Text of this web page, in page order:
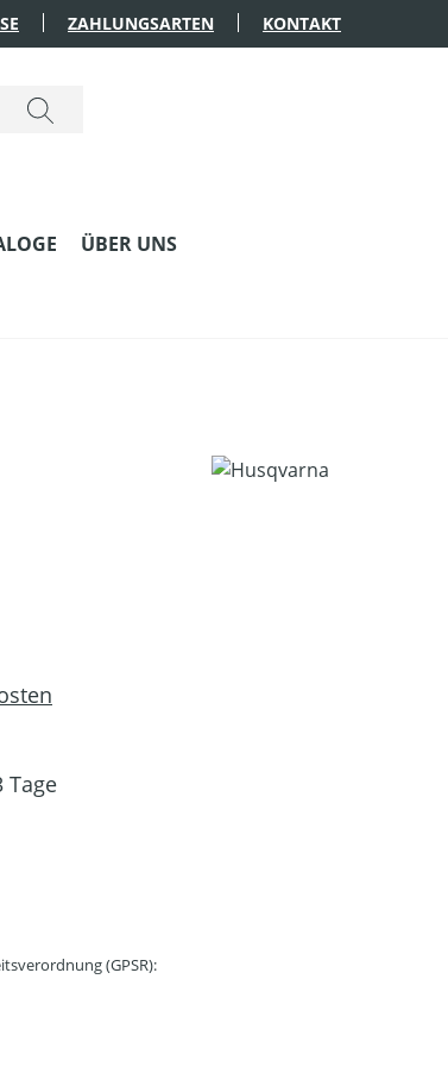
ZAHLUNGSARTEN KONTAKT
ÜBER UNS
Tage
(GPSR):